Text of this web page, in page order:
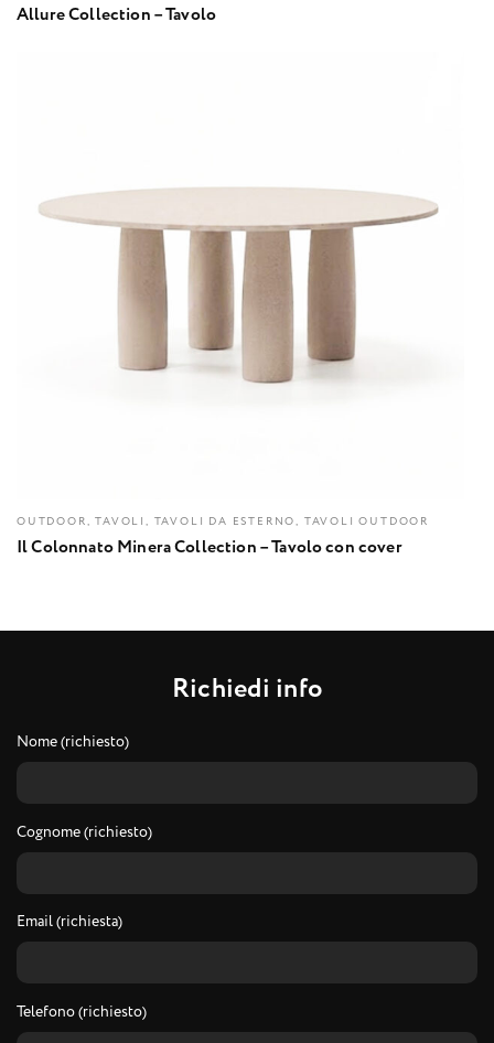
Allure Collection – Tavolo
OUTDOOR, TAVOLI, TAVOLI DA ESTERNO, TAVOLI OUTDOOR
Il Colonnato Minera Collection – Tavolo con cover
Richiedi info
Nome (richiesto)
Cognome (richiesto)
Email (richiesta)
Telefono (richiesto)